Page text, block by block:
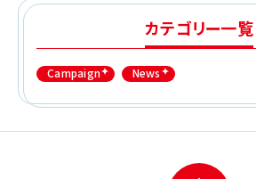
カテゴリー一覧
Campaign News